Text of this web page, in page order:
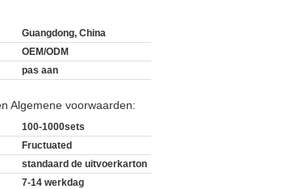
Guangdong, China
OEM/ODM
pas aan
Algemene voorwaarden:
100-1000sets
Fructuated
standaard de uitvoerkarton
7-14 werkdag